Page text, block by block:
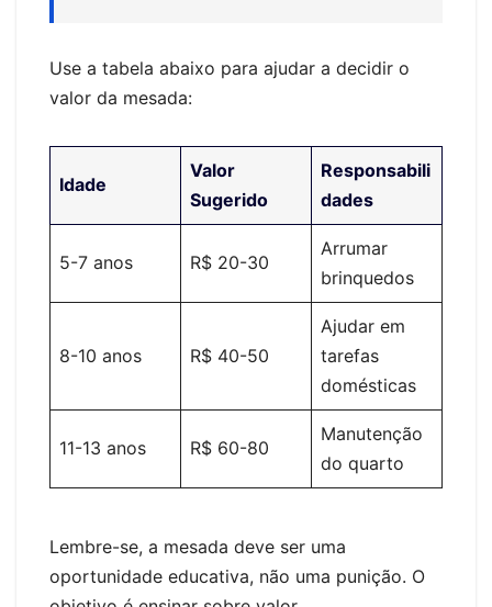
Use a tabela abaixo para ajudar a decidir o
valor da mesada:
Idade
Valor
Sugerido
Responsabili
dades
5-7 anos R$ 20-30
Arrumar
brinquedos
8-10 anos R$ 40-50
Ajudar em
tarefas
domésticas
11-13 anos R$ 60-80
Manutenção
do quarto
Lembre-se, a mesada deve ser uma
oportunidade educativa, não uma punição. O